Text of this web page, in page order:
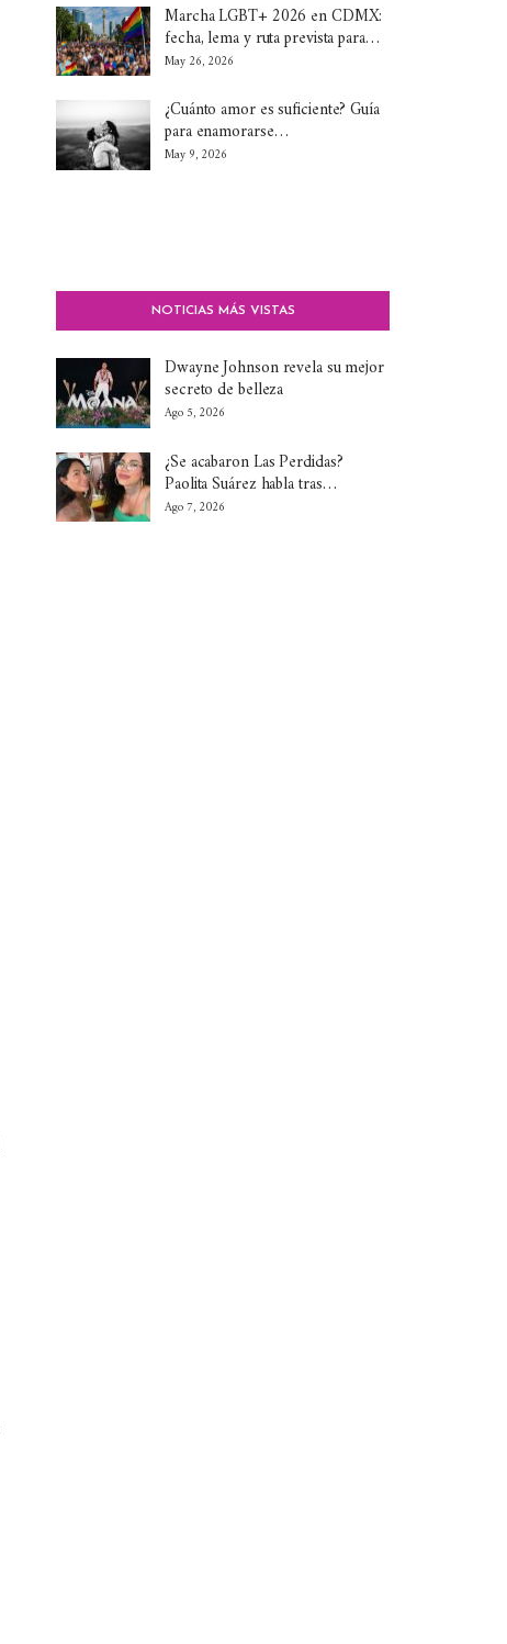
Marcha LGBT+ 2026 en CDMX:
fecha, lema y ruta prevista para…
May 26, 2026
¿Cuánto amor es suficiente? Guía
para enamorarse…
May 9, 2026
NOTICIAS MÁS VISTAS
Dwayne Johnson revela su mejor
secreto de belleza
Ago 5, 2026
¿Se acabaron Las Perdidas?
Paolita Suárez habla tras…
Ago 7, 2026